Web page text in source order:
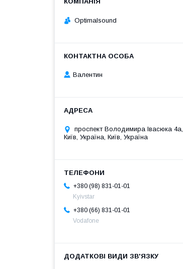
Optimalsound
Валентин
проспект Володимира Івасюка 4а,
Київ, Україна, Київ, Україна
+380 (98) 831-01-01
Kyivstar
+380 (66) 831-01-01
Vodafone